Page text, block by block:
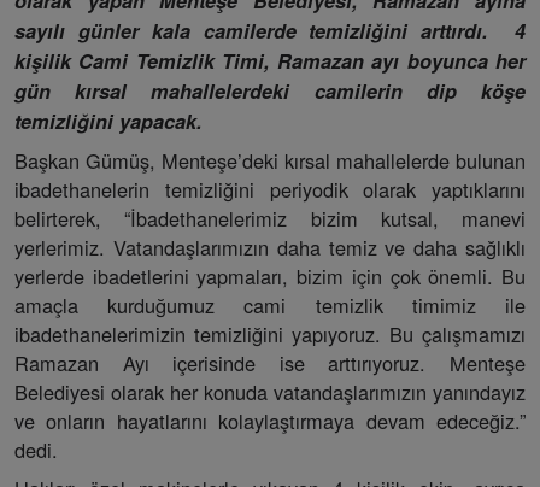
sayılı günler kala camilerde temizliğini arttırdı. 4
kişilik Cami Temizlik Timi, Ramazan ayı boyunca her
gün kırsal mahallelerdeki camilerin dip köşe
temizliğini yapacak.
Başkan Gümüş, Menteşe’deki kırsal mahallelerde bulunan
ibadethanelerin temizliğini periyodik olarak yaptıklarını
belirterek, “İbadethanelerimiz bizim kutsal, manevi
yerlerimiz. Vatandaşlarımızın daha temiz ve daha sağlıklı
yerlerde ibadetlerini yapmaları, bizim için çok önemli. Bu
amaçla kurduğumuz cami temizlik timimiz ile
ibadethanelerimizin temizliğini yapıyoruz. Bu çalışmamızı
Ramazan Ayı içerisinde ise arttırıyoruz. Menteşe
Belediyesi olarak her konuda vatandaşlarımızın yanındayız
ve onların hayatlarını kolaylaştırmaya devam edeceğiz.”
dedi.